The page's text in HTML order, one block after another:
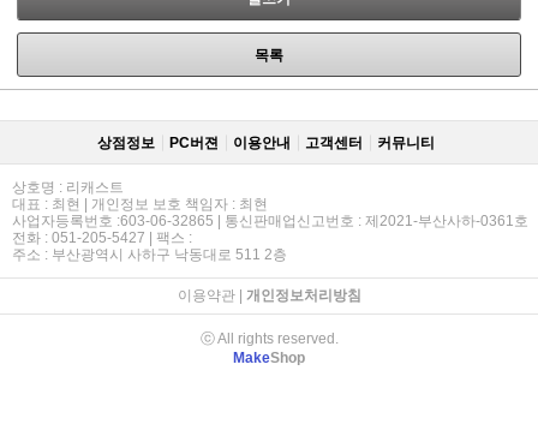
목록
상점정보 PC버젼 이용안내 고객센터 커뮤니티
상호명 : 리캐스트
대표 : 최현 | 개인정보 보호 책임자 : 최현
사업자등록번호 :603-06-32865 | 통신판매업신고번호 : 제2021-부산사하-0361호
전화 : 051-205-5427 | 팩스 :
주소 : 부산광역시 사하구 낙동대로 511 2층
이용약관| 개인정보처리방침
ⓒ All rights reserved.
MakeShop